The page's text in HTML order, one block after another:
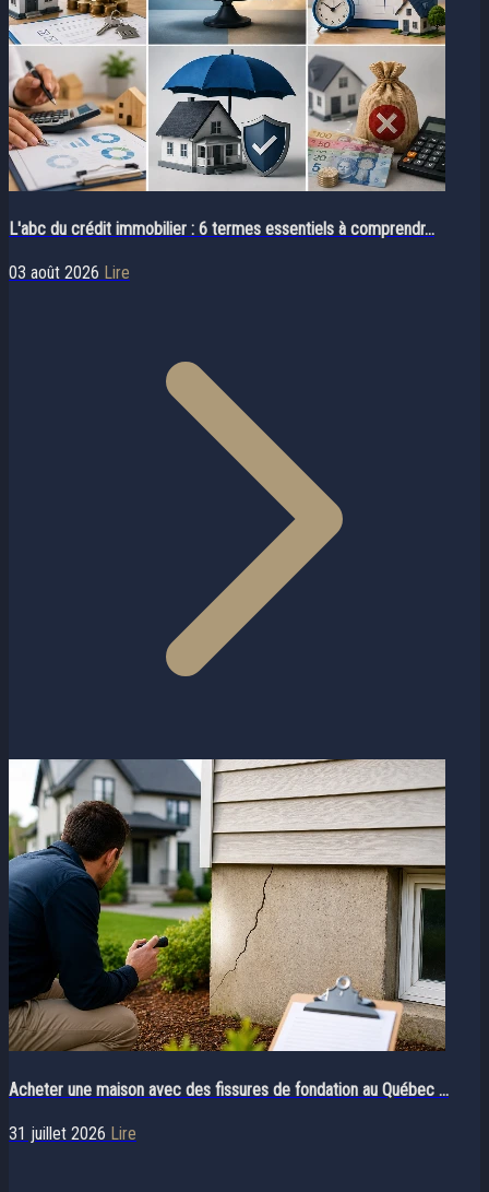
L'abc du crédit immobilier : 6 termes essentiels à comprendr...
03 août 2026 Lire
Acheter une maison avec des fissures de fondation au Québec ...
31 juillet 2026 Lire